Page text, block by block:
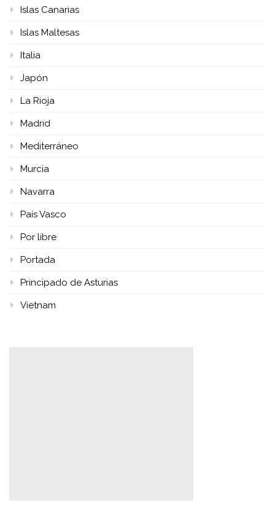
Islas Canarias
Islas Maltesas
Italia
Japón
La Rioja
Madrid
Mediterráneo
Murcia
Navarra
País Vasco
Por libre
Portada
Principado de Asturias
Vietnam